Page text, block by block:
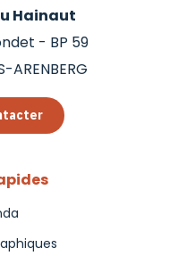
Hainaut
- BP 59
ARENBERG